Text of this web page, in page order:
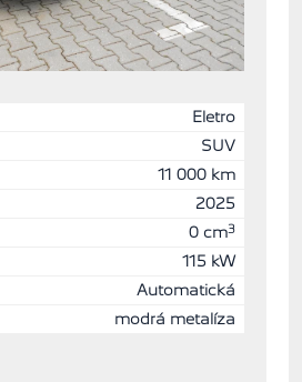
Eletro
SUV
11 000 km
2025
0 cm3
115 kW
Automatická
modrá metalíza